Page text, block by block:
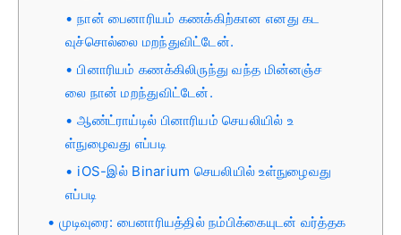
நான் பைனாரியம் கணக்கிற்கான எனது கட
வுச்சொல்லை மறந்துவிட்டேன்.
பினாரியம் கணக்கிலிருந்து வந்த மின்னஞ்ச
லை நான் மறந்துவிட்டேன்.
ஆண்ட்ராய்டில் பினாரியம் செயலியில் உ
ள்நுழைவது எப்படி
iOS-இல் Binarium செயலியில் உள்நுழைவது
எப்படி
முடிவுரை: பைனாரியத்தில் நம்பிக்கையுடன் வர்த்தக